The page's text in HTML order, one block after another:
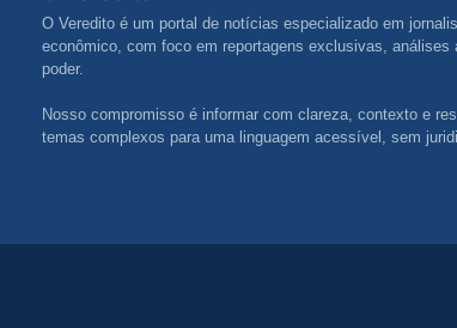
O Veredito é um portal de notícias especializado em
econômico, com foco em reportagens exclusivas, análises
poder.
Nosso compromisso é informar com clareza, contexto e
temas complexos para uma linguagem acessível, sem